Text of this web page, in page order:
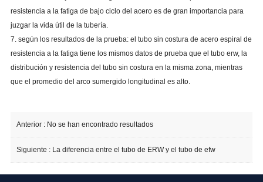
resistencia a la fatiga de bajo ciclo del acero es de gran importancia para
juzgar la vida útil de la tubería.
7. según los resultados de la prueba: el tubo sin costura de acero espiral de
resistencia a la fatiga tiene los mismos datos de prueba que el tubo erw, la
distribución y resistencia del tubo sin costura en la misma zona, mientras
que el promedio del arco sumergido longitudinal es alto.
Anterior : No se han encontrado resultados
Siguiente : La diferencia entre el tubo de ERW y el tubo de efw